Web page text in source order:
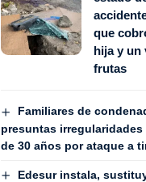
que
hija y un
frutas
Familiares de
presuntas
de 30 años por ataque a
Edesur instala,